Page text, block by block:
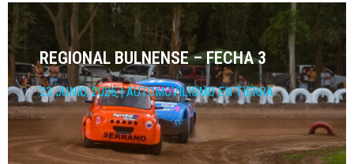
REGIONAL BULNENSE – FECHA 3
23 JUNIO, 2026 | AUTOMOVILISMO EN TIERRA